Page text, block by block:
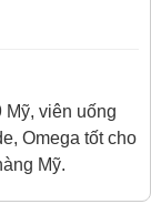
Mỹ, viên uống
Omega tốt cho
Mỹ.